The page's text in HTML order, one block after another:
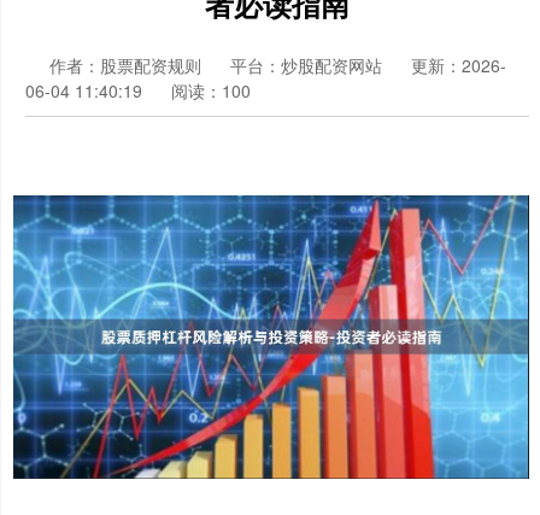
作者：股票配资规则 平台：炒股配资网站
更新：2026-
06-04 11:40:19
阅读：100